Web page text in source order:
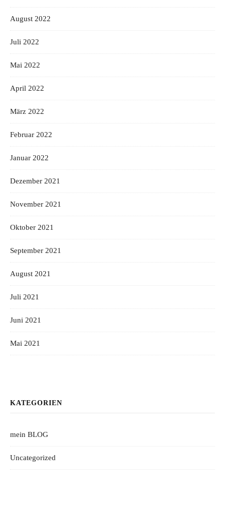
August 2022
Juli 2022
Mai 2022
April 2022
März 2022
Februar 2022
Januar 2022
Dezember 2021
November 2021
Oktober 2021
September 2021
August 2021
Juli 2021
Juni 2021
Mai 2021
KATEGORIEN
mein BLOG
Uncategorized